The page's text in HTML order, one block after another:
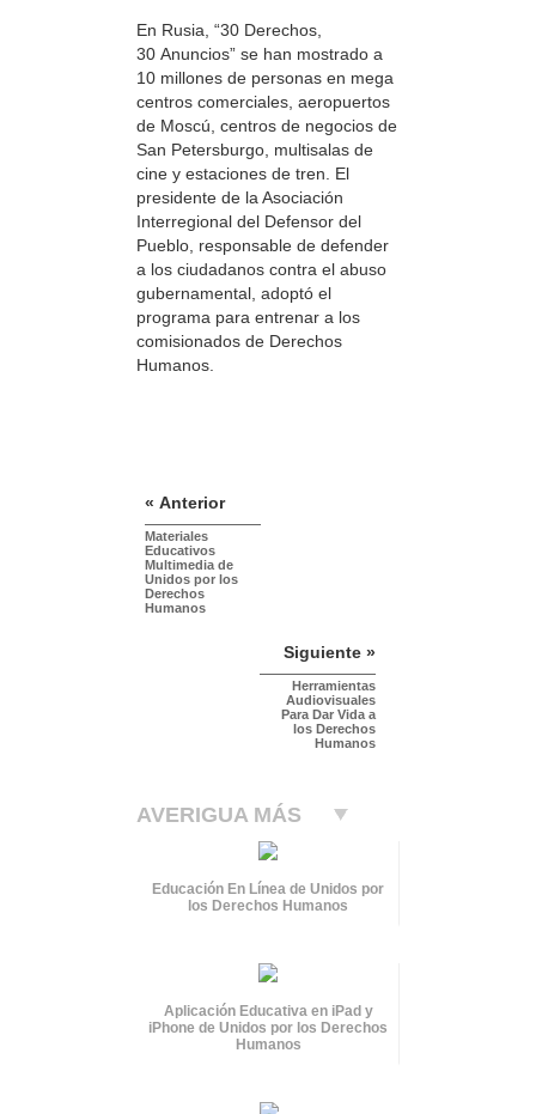
En Rusia, “30 Derechos,
30 Anuncios” se han mostrado a
10 millones de personas en mega
centros comerciales, aeropuertos
de Moscú, centros de negocios de
San Petersburgo, multisalas de
cine y estaciones de tren. El
presidente de la Asociación
Interregional del Defensor del
Pueblo, responsable de defender
a los ciudadanos contra el abuso
gubernamental, adoptó el
programa para entrenar a los
comisionados de Derechos
Humanos.
« Anterior
Materiales
Educativos
Multimedia de
Unidos por los
Derechos
Humanos
Siguiente »
Herramientas
Audiovisuales
Para Dar Vida a
los Derechos
Humanos
AVERIGUA MÁS
Educación En Línea de Unidos por
los Derechos Humanos
Aplicación Educativa en iPad y
iPhone de Unidos por los Derechos
Humanos